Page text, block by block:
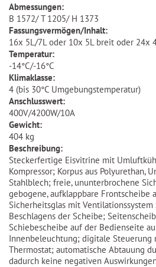
Abmessungen:
B 1572/ T 1205/ H 1373
Fassungsvermögen/Inhalt:
16x 5L/7L oder 10x 5L breit oder 24x
Temperatur:
-14°C/-16°C
Klimaklasse:
4 (bis 30°C Umgebungstemperatur)
Anschlusswert:
400V/4200W/10A
Gewicht:
404 kg
Beschreibung:
Steckerfertige Eisvitrine mit
Kompressor; Korpus aus Polyurethan,
Stahlblech; freie, ununterbrochene
gebogene, aufklappbare Frontscheibe
Sicherheitsglas mit
Beschlagens der Scheibe;
Schiebescheibe auf der Bedienseite
Innenbeleuchtung; digitale
Thermostat; automatische Abtauung
dadurch keine negativen